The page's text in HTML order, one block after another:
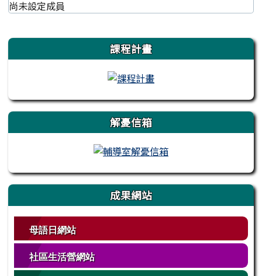
尚未設定成員
左邊區域內容 課程計畫
解憂信箱
成果網站
母語日網站
社區生活營網站